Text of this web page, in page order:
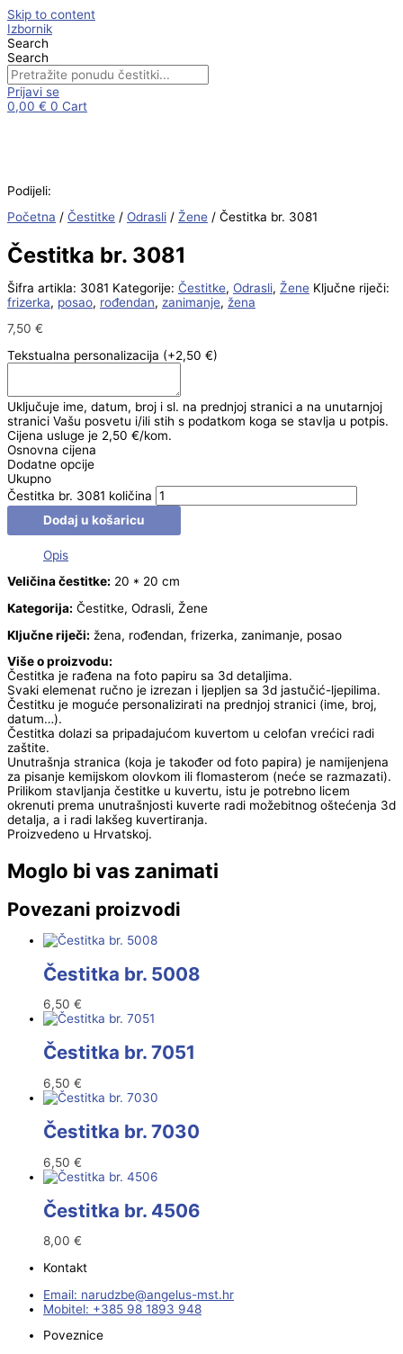
Skip to content
Izbornik
Search
Search
Prijavi se
0,00 € 0 Cart
Podijeli:
Početna / Čestitke / Odrasli / Žene / Čestitka br. 3081
Čestitka br. 3081
Šifra artikla: 3081 Kategorije: Čestitke, Odrasli, Žene Ključne riječi:
frizerka, posao, rođendan, zanimanje, žena
7,50 €
Tekstualna personalizacija (+2,50 €)
Uključuje ime, datum, broj i sl. na prednjoj stranici a na unutarnjoj
stranici Vašu posvetu i/ili stih s podatkom koga se stavlja u potpis.
Cijena usluge je 2,50 €/kom.
Osnovna cijena
Dodatne opcije
Ukupno
Čestitka br. 3081 količina
Dodaj u košaricu
Opis
Veličina čestitke: 20 * 20 cm
Kategorija: Čestitke, Odrasli, Žene
Ključne riječi: žena, rođendan, frizerka, zanimanje, posao
Više o proizvodu:
Čestitka je rađena na foto papiru sa 3d detaljima.
Svaki elemenat ručno je izrezan i ljepljen sa 3d jastučić-ljepilima.
Čestitku je moguće personalizirati na prednjoj stranici (ime, broj,
datum…).
Čestitka dolazi sa pripadajućom kuvertom u celofan vrećici radi
zaštite.
Unutrašnja stranica (koja je također od foto papira) je namijenjena
za pisanje kemijskom olovkom ili flomasterom (neće se razmazati).
Prilikom stavljanja čestitke u kuvertu, istu je potrebno licem
okrenuti prema unutrašnjosti kuverte radi možebitnog oštećenja 3d
detalja, a i radi lakšeg kuvertiranja.
Proizvedeno u Hrvatskoj.
Moglo bi vas zanimati
Povezani proizvodi
Čestitka br. 5008
6,50 €
Čestitka br. 7051
6,50 €
Čestitka br. 7030
6,50 €
Čestitka br. 4506
8,00 €
Kontakt
Email:
rh.tsm-sulegna
@ebzduran
Mobitel: +385 98 1893 948
Poveznice